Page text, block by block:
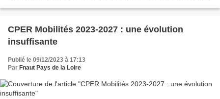
CPER Mobilités 2023-2027 : une évolution
insuffisante
Publié le 09/12/2023 à 17:13
Par Fnaut Pays de la Loire